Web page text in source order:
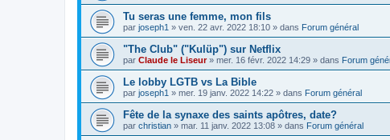
Tu seras une femme, mon fils
par joseph1 » ven. 22 avr. 2022 18:10 » dans Forum général
"The Club" ("Kulüp") sur Netflix
par Claude le Liseur» mer. 16 févr. 2022 14:29 » dans Forum
Le lobby LGTB vs La Bible
par joseph1 » mer. 19 janv. 2022 14:22 » dans Forum général
Fête de la synaxe des saints apôtres, date?
par christian » mar. 11 janv. 2022 13:08 » dans Forum général